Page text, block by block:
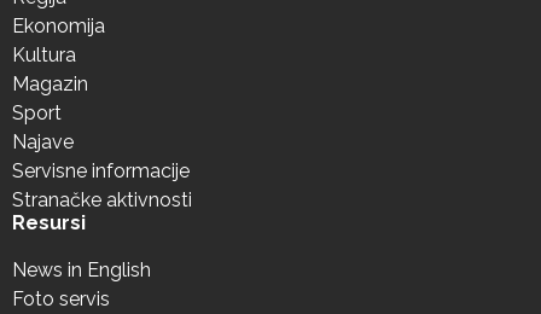
Ekonomija
Kultura
Magazin
Sport
Najave
Servisne informacije
Stranačke aktivnosti
Resursi
News in English
Foto servis